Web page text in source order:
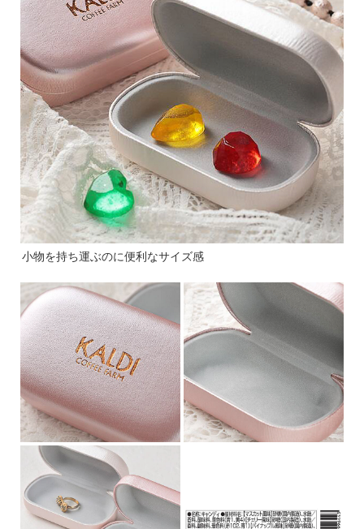
小物を持ち運ぶのに便利なサイズ感